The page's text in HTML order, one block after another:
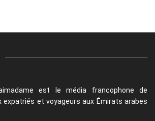
est le média francophone de
expatriés et voyageurs aux Émirats arabes